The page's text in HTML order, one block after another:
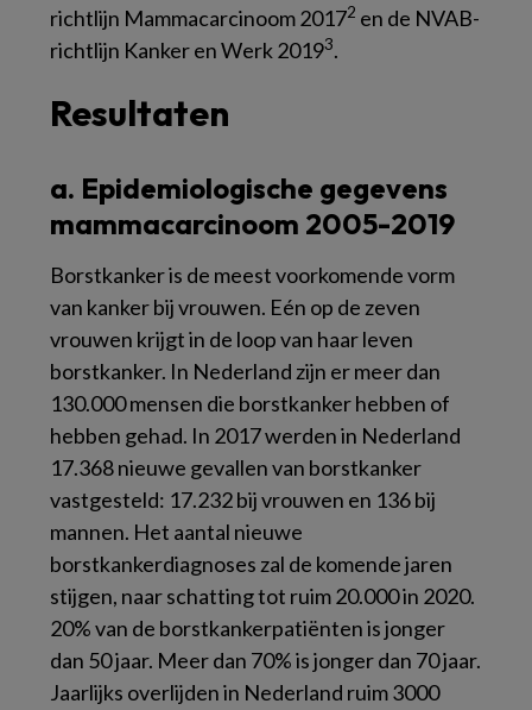
richtlijn Mammacarcinoom20172 en de NVAB-
richtlijn Kanker en Werk20193.
Resultaten
a. Epidemiologische gegevens
mammacarcinoom 2005-2019
Borstkanker is de meest voorkomende vorm
van kanker bij vrouwen. Eén op de zeven
vrouwen krijgt in de loop van haar leven
borstkanker. In Nederland zijn er meer dan
130.000 mensen die borstkanker hebben of
hebben gehad. In 2017 werden in Nederland
17.368 nieuwe gevallen van borstkanker
vastgesteld: 17.232 bij vrouwen en 136 bij
mannen. Het aantal nieuwe
borstkankerdiagnoses zal de komende jaren
stijgen, naar schatting tot ruim 20.000 in 2020.
20% van de borstkankerpatiënten is jonger
dan 50 jaar. Meer dan 70% is jonger dan 70 jaar.
Jaarlijks overlijden in Nederland ruim 3000